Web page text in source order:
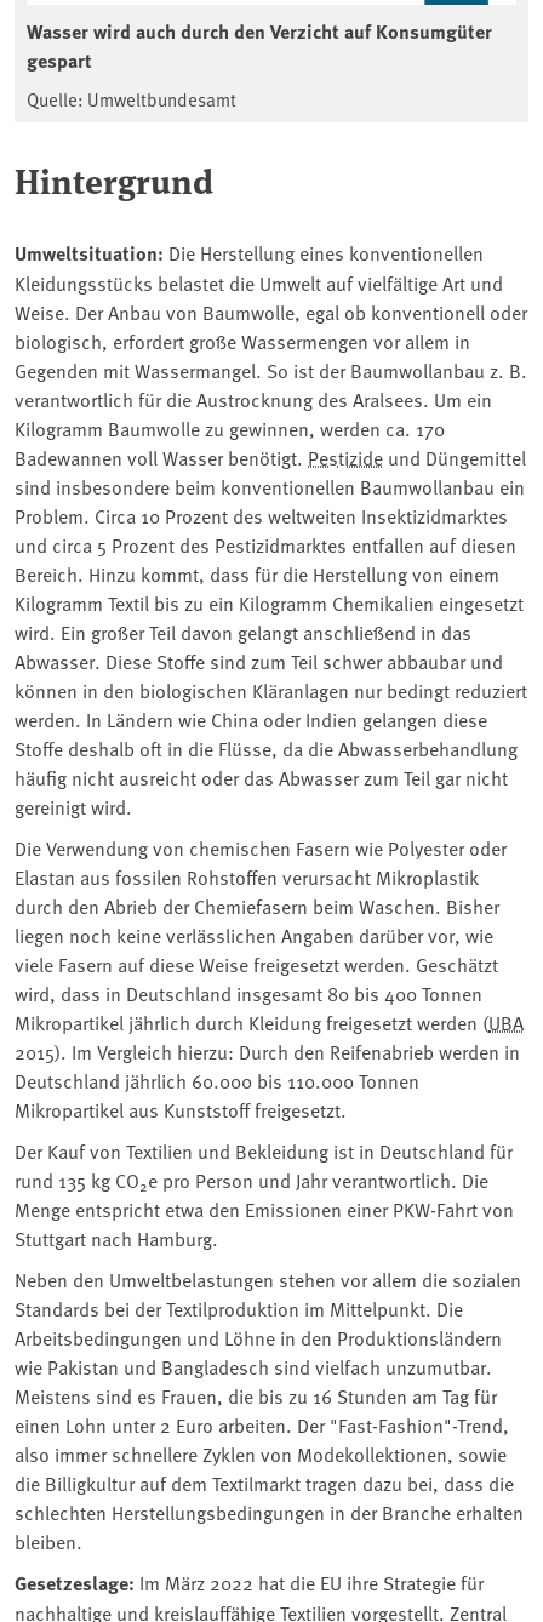
Wasser wird auch durch den Verzicht auf Konsumgüter
gespart
Quelle: Umweltbundesamt
Hintergrund
Umweltsituation: Die Herstellung eines konventionellen
Kleidungsstücks belastet die Umwelt auf vielfältige Art und
Weise. Der Anbau von Baumwolle, egal ob konventionell oder
biologisch, erfordert große Wassermengen vor allem in
Gegenden mit Wassermangel. So ist der Baumwollanbau z. B.
verantwortlich für die Austrocknung des Aralsees. Um ein
Kilogramm Baumwolle zu gewinnen, werden ca. 170
Badewannen voll Wasser benötigt. Pestizide und Düngemittel
sind insbesondere beim konventionellen Baumwollanbau ein
Problem. Circa 10 Prozent des weltweiten Insektizidmarktes
und circa 5 Prozent des Pestizidmarktes entfallen auf diesen
Bereich. Hinzu kommt, dass für die Herstellung von einem
Kilogramm Textil bis zu ein Kilogramm Chemikalien eingesetzt
wird. Ein großer Teil davon gelangt anschließend in das
Abwasser. Diese Stoffe sind zum Teil schwer abbaubar und
können in den biologischen Kläranlagen nur bedingt reduziert
werden. In Ländern wie China oder Indien gelangen diese
Stoffe deshalb oft in die Flüsse, da die Abwasserbehandlung
häufig nicht ausreicht oder das Abwasser zum Teil gar nicht
gereinigt wird.
Die Verwendung von chemischen Fasern wie Polyester oder
Elastan aus fossilen Rohstoffen verursacht Mikroplastik
durch den Abrieb der Chemiefasern beim Waschen. Bisher
liegen noch keine verlässlichen Angaben darüber vor, wie
viele Fasern auf diese Weise freigesetzt werden. Geschätzt
wird, dass in Deutschland insgesamt 80 bis 400 Tonnen
Mikropartikel jährlich durch Kleidung freigesetzt werden (UBA
2015). Im Vergleich hierzu: Durch den Reifenabrieb werden in
Deutschland jährlich 60.000 bis 110.000 Tonnen
Mikropartikel aus Kunststoff freigesetzt.
Der Kauf von Textilien und Bekleidung ist in Deutschland für
rund 135 kg CO2e pro Person und Jahr verantwortlich. Die
Menge entspricht etwa den Emissionen einer PKW-Fahrt von
Stuttgart nach Hamburg.
Neben den Umweltbelastungen stehen vor allem die sozialen
Standards bei der Textilproduktion im Mittelpunkt. Die
Arbeitsbedingungen und Löhne in den Produktionsländern
wie Pakistan und Bangladesch sind vielfach unzumutbar.
Meistens sind es Frauen, die bis zu 16 Stunden am Tag für
einen Lohn unter 2 Euro arbeiten. Der "Fast-Fashion"-Trend,
also immer schnellere Zyklen von Modekollektionen, sowie
die Billigkultur auf dem Textilmarkt tragen dazu bei, dass die
schlechten Herstellungsbedingungen in der Branche erhalten
bleiben.
Gesetzeslage: Im März 2022 hat die EU ihre Strategie für
nachhaltige und kreislauffähige Textilien vorgestellt. Zentral